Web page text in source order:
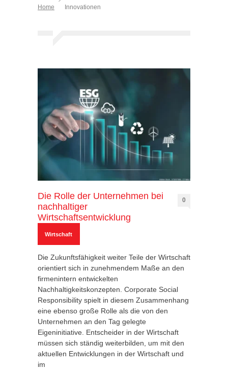
Home Innovationen
Die Rolle der Unternehmen bei
nachhaltiger
Wirtschaftsentwicklung
0
Wirtschaft
Die Zukunftsfähigkeit weiter Teile der Wirtschaft
orientiert sich in zunehmendem Maße an den
firmenintern entwickelten
Nachhaltigkeitskonzepten. Corporate Social
Responsibility spielt in diesem Zusammenhang
eine ebenso große Rolle als die von den
Unternehmen an den Tag gelegte
Eigeninitiative. Entscheider in der Wirtschaft
müssen sich ständig weiterbilden, um mit den
aktuellen Entwicklungen in der Wirtschaft und
im